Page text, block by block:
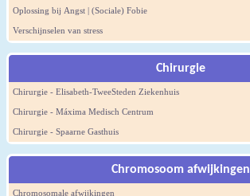
Oplossing bij Angst | (Sociale) Fobie
Verschijnselen van stress
Chirurgie
Chirurgie - Elisabeth-TweeSteden Ziekenhuis
Chirurgie - Máxima Medisch Centrum
Chirurgie - Spaarne Gasthuis
Chromosoom afwijkingen
Chromosomale afwijkingen